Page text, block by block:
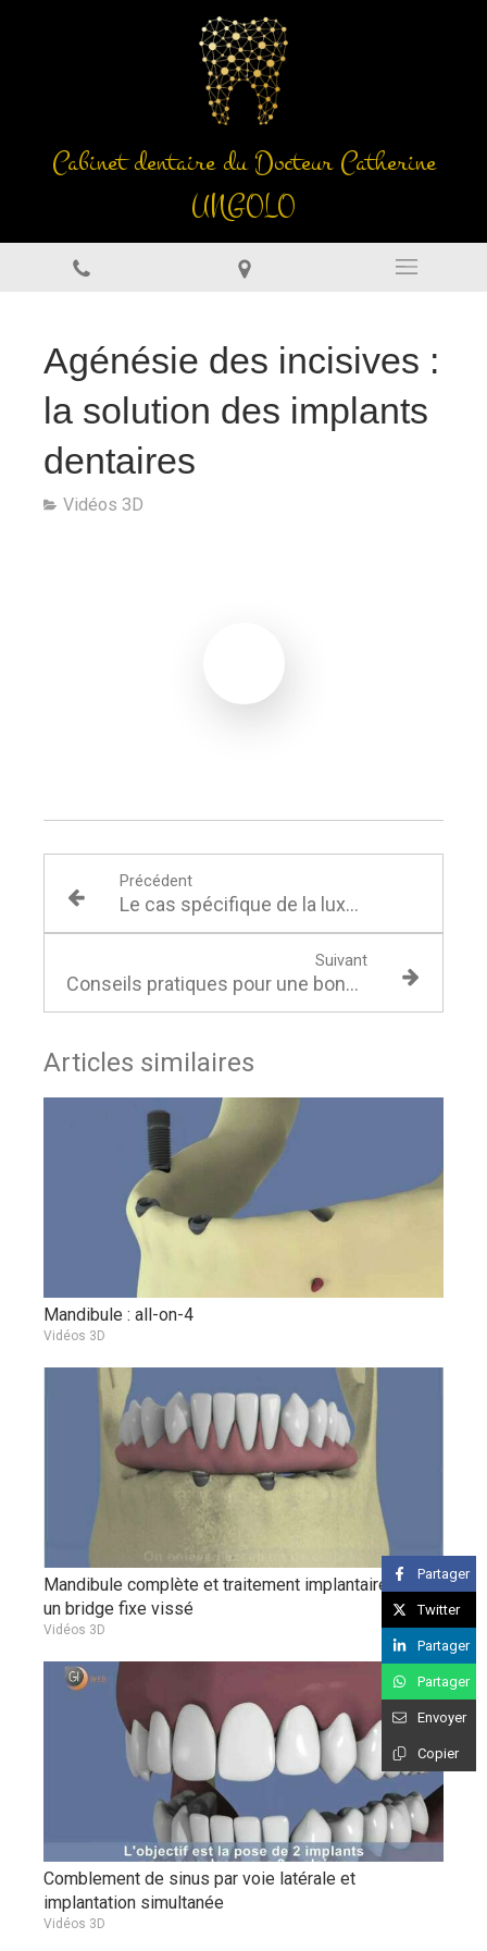
Cabinet dentaire du Docteur Catherine
UNGOLO
Agénésie des incisives :
la solution des implants
dentaires
Vidéos 3D
Précédent
Le cas spécifique de la luxation de la mâchoire
Suivant
Conseils pratiques pour une bonne hygiène bucco-dentaire avec un appareil
Articles similaires
Mandibule : all-on-4
Vidéos 3D
Mandibule complète et traitement implantaire pour
un bridge fixe vissé
Vidéos 3D
Comblement de sinus par voie latérale et
implantation simultanée
Vidéos 3D
Partager
Twitter
Partager
Partager
Envoyer
Copier